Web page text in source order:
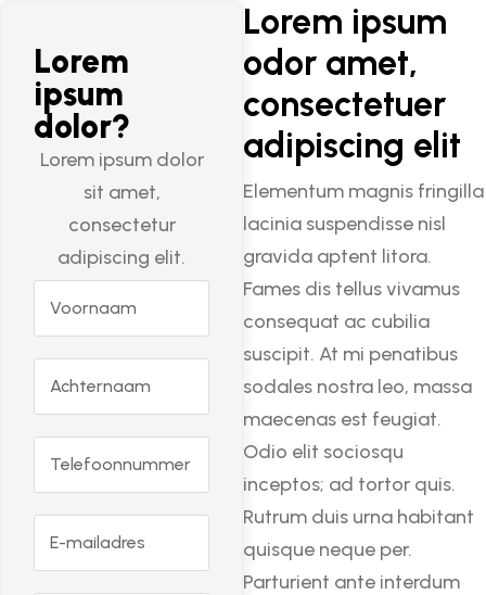
Lorem
ipsum
dolor?
Lorem ipsum dolor
sit amet,
consectetur
adipiscing elit.
Lorem ipsum
odor amet,
consectetuer
adipiscing elit
Elementum magnis fringilla
lacinia suspendisse nisl
gravida aptent litora.
Fames dis tellus vivamus
consequat ac cubilia
suscipit. At mi penatibus
sodales nostra leo, massa
maecenas est feugiat.
Odio elit sociosqu
inceptos; ad tortor quis.
Rutrum duis urna habitant
quisque neque per.
Parturient ante interdum